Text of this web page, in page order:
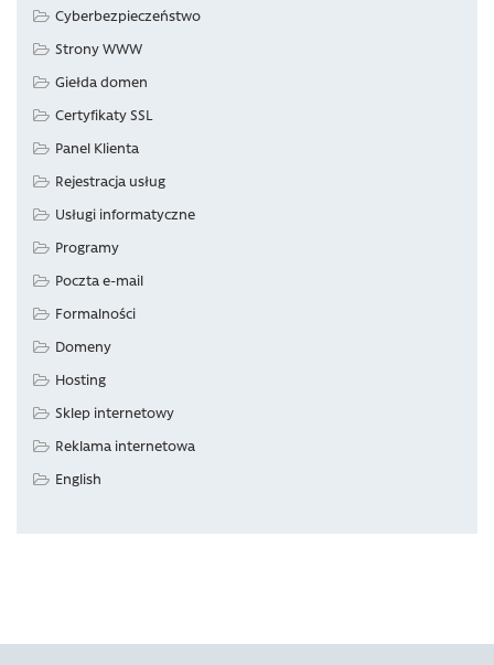
Cyberbezpieczeństwo
Strony WWW
Giełda domen
Certyfikaty SSL
Panel Klienta
Rejestracja usług
Usługi informatyczne
Programy
Poczta e-mail
Formalności
Domeny
Hosting
Sklep internetowy
Reklama internetowa
English